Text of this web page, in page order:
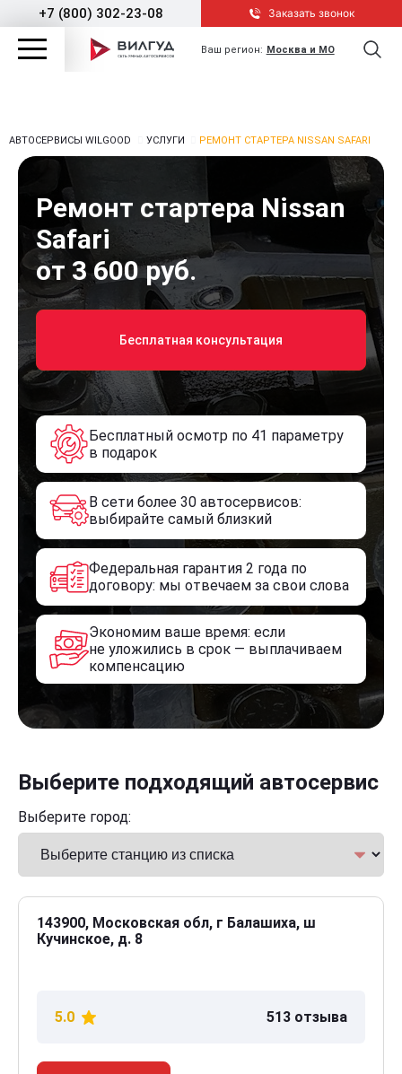
+7 (800) 302-23-08 Заказать звонок
Ваш регион: Москва и МО
АВТОСЕРВИСЫ WILGOOD УСЛУГИ РЕМОНТ СТАРТЕРА NISSAN SAFARI
Ремонт стартера Nissan
Safari
от 3 600 руб.
Бесплатная консультация
Бесплатный осмотр по 41 параметру
в подарок
В сети более 30 автосервисов:
выбирайте самый близкий
Федеральная гарантия 2 года по
договору: мы отвечаем за свои слова
Экономим ваше время: если
не уложились в срок — выплачиваем
компенсацию
Выберите подходящий автосервис
Выберите город:
143900, Московская обл, г Балашиха, ш
Кучинское, д. 8
5.0 513 отзыва